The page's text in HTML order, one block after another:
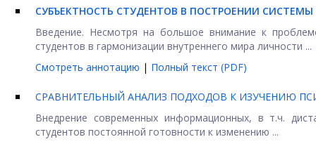
СУБЪЕКТНОСТЬ СТУДЕНТОВ В ПОСТРОЕНИИ
Введение. Несмотря на большое внимание к
студентов в гармонизации внутреннего мира личности ...
Смотреть аннотацию | Полный текст (PDF)
СРАВНИТЕЛЬНЫЙ АНАЛИЗ ПОДХОДОВ К ИЗУЧЕНИЮ
Внедрение современных информационных, в т.ч.
студентов постоянной готовности к изменению ...